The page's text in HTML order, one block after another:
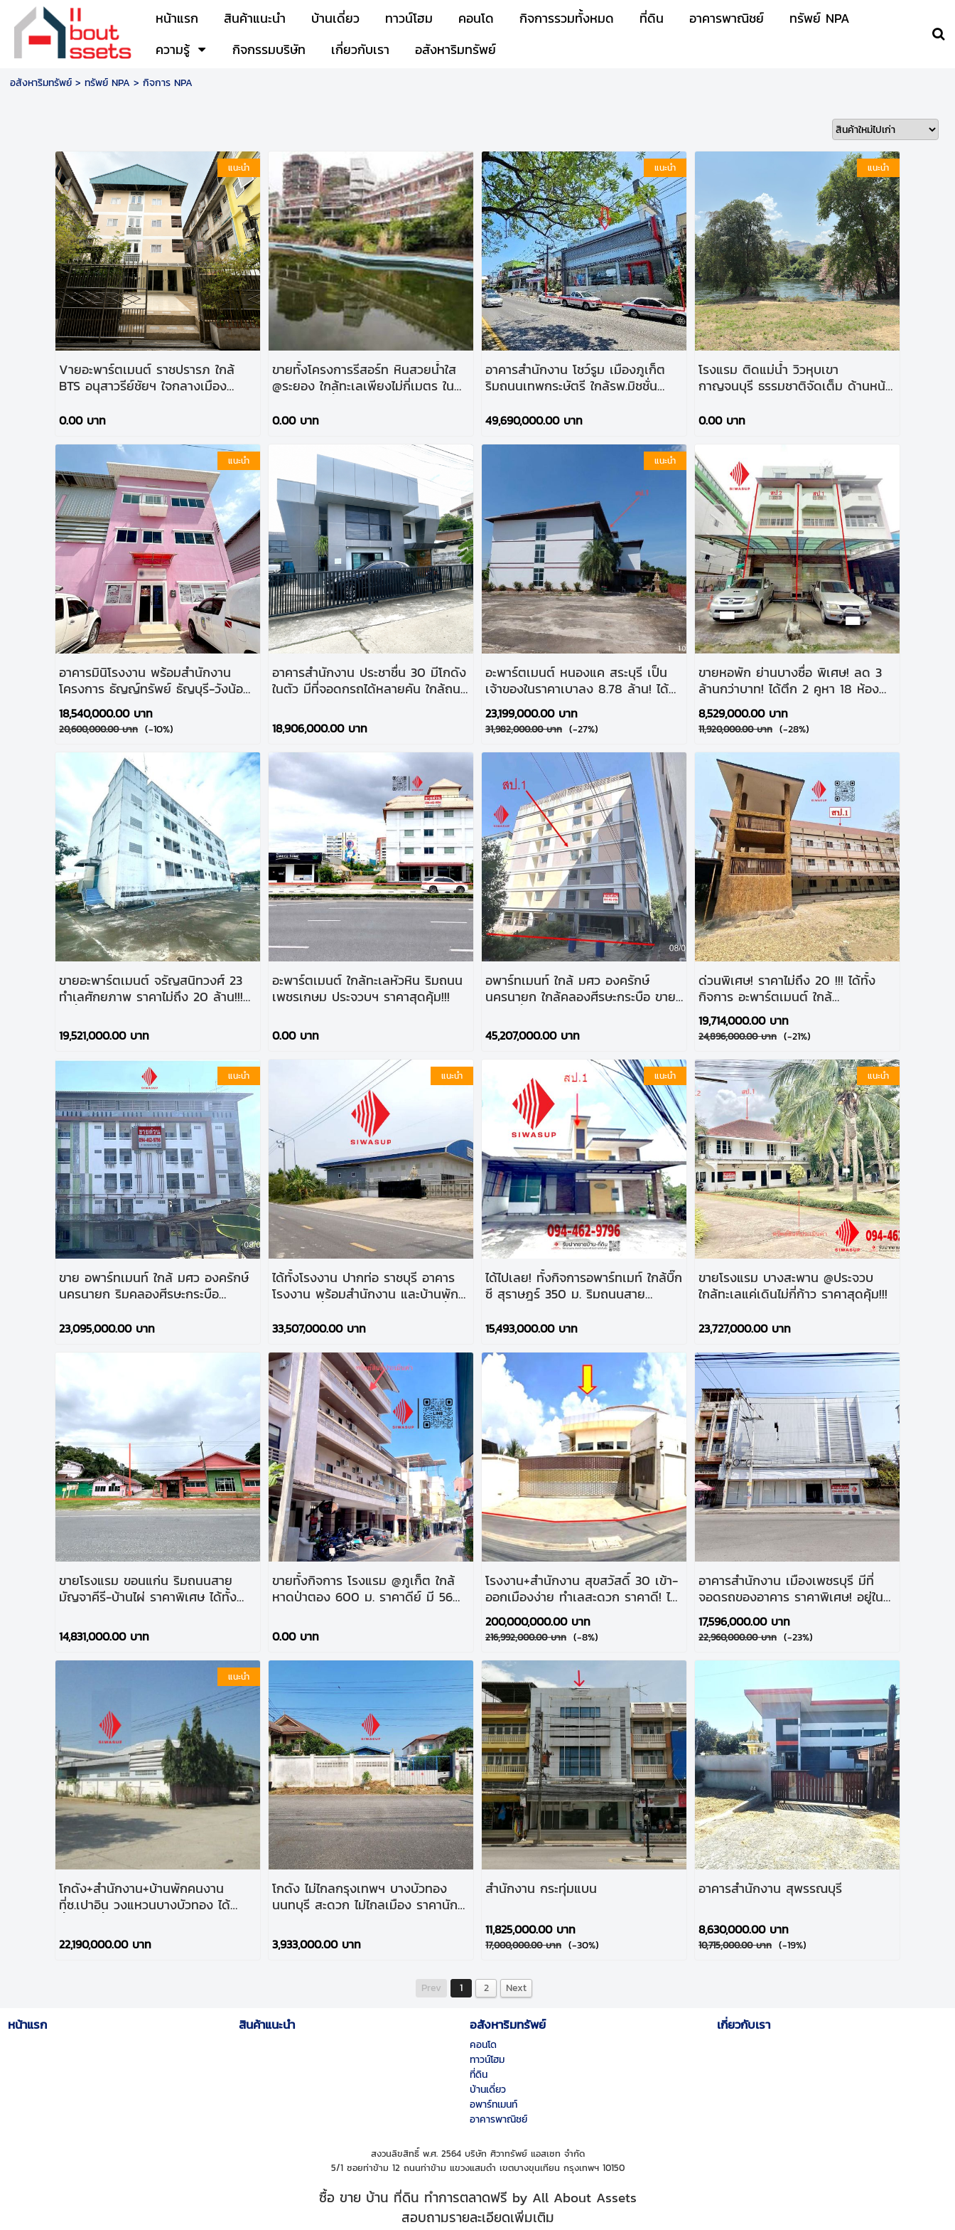
หน้าแรก สินค้าแนะนำ บ้านเดี่ยว ทาวน์โฮม คอนโด กิจการรวมทั้งหมด ที่ดิน อาคารพาณิชย์
ทรัพย์ NPA
ความรู้
กิจกรรมบริษัท เกี่ยวกับเรา อสังหาริมทรัพย์
อสังหาริมทรัพย์> ทรัพย์ NPA > กิจการ NPA
แนะนำ
Vายอะพาร์ตเมนต์ ราชปรารภ ใกล้
BTS อนุสาวรีย์ชัยฯ ใจกลางเมือง
0.00 บาท
ขายทั้งโครงการรีสอร์ท หินสวยน้ำใส
@ระยอง ใกล้ทะเลเพียงไม่กี่เมตร ใน
0.00 บาท
แนะนำ
อาคารสำนักงาน โชว์รูม เมืองภูเก็ต
ริมถนนเทพกระษัตรี ใกล้รพ.มิชชั่น
49,690,000.00 บาท
แนะนำ
โรงแรม ติดแม่น้ำ วิวหุบเขา
กาญจนบุรี ธรรมชาติจัดเต็ม ด้านหน้า
ติดแม่น้ำแควใหญ่
0.00 บาท
แนะนำ
อาคารมินิโรงงาน พร้อมสำนักงาน
โครงการ ธัญญ์ทรัพย์ ธัญบุรี-วังน้อย
ด่วน! ดีลลับ ลดหลักล้าน! ก่อนพ้นโปร!
18,540,000.00 บาท
20,600,000.00 บาท (-10%)
อาคารสำนักงาน ประชาชื่น 30 มีโกดัง
ในตัว มีที่จอดกรถได้หลายคัน ใกล้ถนน
18,906,000.00 บาท
แนะนำ
อะพาร์ตเมนต์ หนองแค สระบุรี เป็น
เจ้าของในราคาเบาลง 8.78 ล้าน! ได้
66 ห้อง ในทำเลแรง ไม่แผ่ว 100 ม.
ถึงถนนใหญ่
23,199,000.00 บาท
31,982,000.00 บาท (-27%)
ขายหอพัก ย่านบางซื่อ พิเศษ! ลด 3
ล้านกว่าบาท! ได้ตึก 2 คูหา 18 ห้อง
แค่จับรีโนเวท ไม่ต้องสร้างใหม่
8,529,000.00 บาท
11,920,000.00 บาท (-28%)
ขายอะพาร์ตเมนต์ จรัญสนิทวงศ์ 23
ทำเลศักยภาพ ราคาไม่ถึง 20 ล้าน!!!
19,521,000.00 บาท
อะพาร์ตเมนต์ ใกล้ทะเลหัวหิน ริมถนน
เพชรเกษม ประจวบฯ ราคาสุดคุ้ม!!!
0.00 บาท
อพาร์ทเมนท์ ใกล้ มศว องครักษ์
นครนายก ใกล้คลองศีรษะกระบือ ขาย
ถึง 106 ห้อง!!!
45,207,000.00 บาท
ด่วนพิเศษ! ราคาไม่ถึง 20 !!! ได้ทั้ง
กิจการ อะพาร์ตเมนต์ ใกล้
รพ.สันป่าตอง @เชียงใหม่
19,714,000.00 บาท
24,896,000.00 บาท (-21%)
แนะนำ
ขาย อพาร์ทเมนท์ ใกล้ มศว องครักษ์
นครนายก ริมคลองศีรษะกระบือ
23,095,000.00 บาท
แนะนำ
ได้ทั้งโรงงาน ปากท่อ ราชบุรี อาคาร
โรงงาน พร้อมสำนักงาน และบ้านพัก
กิจการต่อได้สบายๆ
33,507,000.00 บาท
แนะนำ
ได้ไปเลย! ทั้งกิจการอพาร์ทเมท์ ใกล้บิ๊ก
ซี สุราษฎร์ 350 ม. ริมถนนสาย
15,493,000.00 บาท
แนะนำ
ขายโรงแรม บางสะพาน @ประจวบ
ใกล้ทะเลแค่เดินไม่กี่ก้าว ราคาสุดคุ้ม!!!
23,727,000.00 บาท
ขายโรงแรม ขอนแก่น ริมถนนสาย
มัญจาคีรี-บ้านไผ่ ราคาพิเศษ ได้ทั้ง
14,831,000.00 บาท
ขายทั้งกิจการ โรงแรม @ภูเก็ต ใกล้
หาดป่าตอง 600 ม. ราคาดีย์ มี 56
0.00 บาท
โรงงาน+สำนักงาน สุขสวัสดิ์ 30 เข้า-
ออกเมืองง่าย ทำเลสะดวก ราคาดี! ได้
สิ่งปลูกสร้าง 7 รายการ คุ้มๆ!
200,000,000.00 บาท
216,992,000.00 บาท (-8%)
อาคารสำนักงาน เมืองเพชรบุรี มีที่
จอดรถของอาคาร ราคาพิเศษ! อยู่ใน
อำเภอเมือง ทำเลศักยภาพ
17,596,000.00 บาท
22,960,000.00 บาท (-23%)
แนะนำ
โกดัง+สำนักงาน+บ้านพักคนงาน
ที่ซ.เปาอิน วงแหวนบางบัวทอง ได้
22,190,000.00 บาท
โกดัง ไม่ไกลกรุงเทพฯ บางบัวทอง
นนทบุรี สะดวก ไม่ไกลเมือง ราคานัก
3,933,000.00 บาท
สำนักงาน กระทุ่มแบน
11,825,000.00 บาท
17,000,000.00 บาท (-30%)
อาคารสำนักงาน สุพรรณบุรี
8,630,000.00 บาท
10,715,000.00 บาท (-19%)
Prev 1 2 Next
หน้าแรก สินค้าแนะนำ อสังหาริมทรัพย์
คอนโด
ทาวน์โฮม
ที่ดิน
บ้านเดี่ยว
อพาร์ทเมนท์
อาคารพาณิชย์
เกี่ยวกับเรา
สงวนลิขสิทธิ์ พ.ศ. 2564 บริษัท ศิวาทรัพย์ แอสเซท จำกัด
5/1 ซอยท่าข้าม 12 ถนนท่าข้าม แขวงแสมดำ เขตบางขุนเทียน กรุงเทพฯ 10150
ซื้อ ขาย บ้าน ที่ดิน ทำการตลาดฟรี by All About Assets
สอบถามรายละเอียดเพิ่มเติม